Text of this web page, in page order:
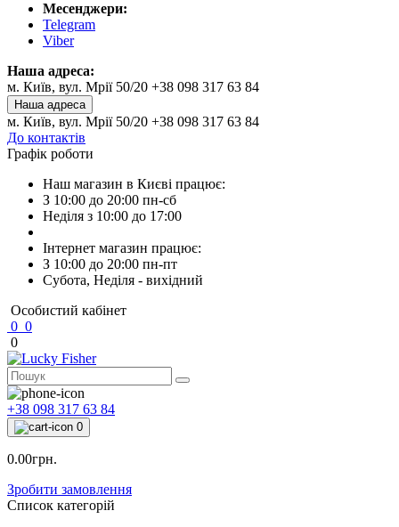
Месенджери:
Telegram
Viber
Наша адреса:
м. Київ, вул. Мрії 50/20 +38 098 317 63 84
Наша адреса
м. Київ, вул. Мрії 50/20 +38 098 317 63 84
До контактів
Графік роботи
Наш магазин в Києві працює:
З 10:00 до 20:00 пн-сб
Неділя з 10:00 до 17:00
Інтернет магазин працює:
З 10:00 до 20:00 пн-пт
Субота, Неділя - вихідний
Особистий кабінет
0 0
0
+38 098 317 63 84
0
0.00грн.
Зробити замовлення
Список категорій